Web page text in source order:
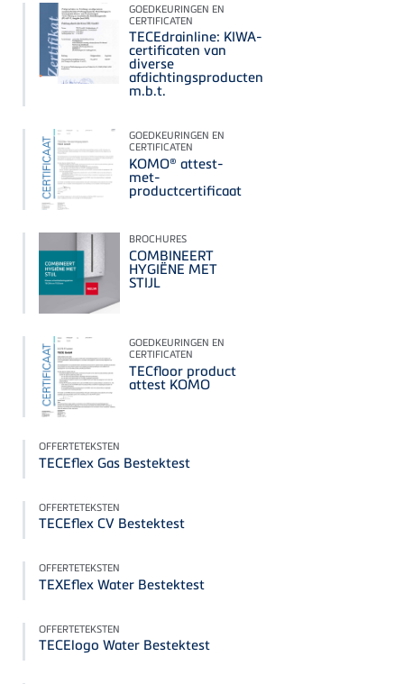
GOEDKEURINGEN EN
CERTIFICATEN
TECEdrainline: KIWA-
certificaten van
diverse
afdichtingsproducten
m.b.t.
GOEDKEURINGEN EN
CERTIFICATEN
KOMO® attest-
met-
productcertificaat
BROCHURES
COMBINEERT
HYGIËNE MET
STIJL
GOEDKEURINGEN EN
CERTIFICATEN
TECfloor product
attest KOMO
OFFERTETEKSTEN
TECEflex Gas Bestektest
OFFERTETEKSTEN
TECEflex CV Bestektest
OFFERTETEKSTEN
TEXEflex Water Bestektest
OFFERTETEKSTEN
TECElogo Water Bestektest